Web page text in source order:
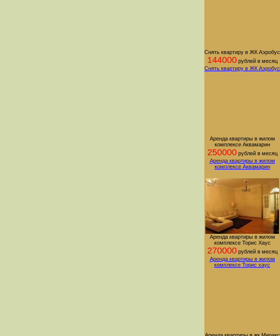
Снять квартиру в ЖК Аэробус
144000рублей в месяц
Снять квартиру в ЖК Аэробус
Аренда квартиры в жилом
комплексе Аквамарин
250000рублей в месяц
Аренда квартиры в жилом
комплексе Аквамарин
Аренда квартиры в жилом
комплексе Торис Хаус
270000рублей в месяц
Аренда квартиры в жилом
комплексе Торис хаус